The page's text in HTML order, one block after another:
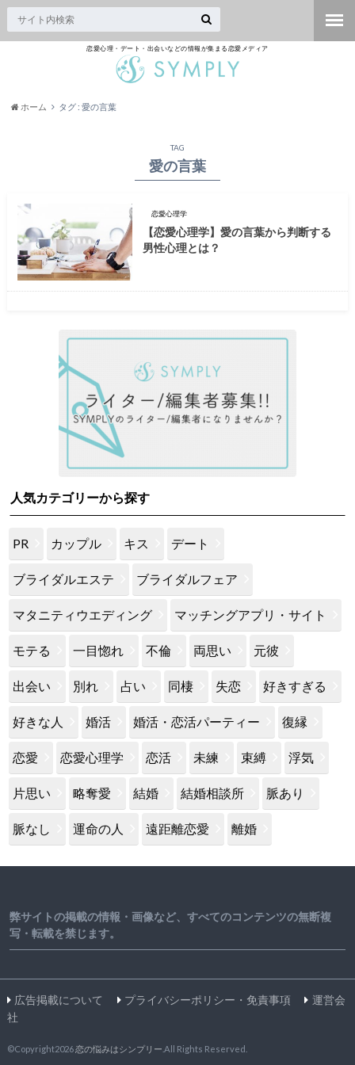
恋愛心理・デート・出会いなどの情報が集まる恋愛メディア
ホーム タグ : 愛の言葉
TAG
愛の言葉
恋愛心理学
【恋愛心理学】愛の言葉から判断する
男性心理とは？
人気カテゴリーから探す
PR カップル キス デート
ブライダルエステ ブライダルフェア
マタニティウエディング マッチングアプリ・サイト
モテる 一目惚れ 不倫 両思い 元彼
出会い 別れ 占い 同棲 失恋 好きすぎる
好きな人 婚活 婚活・恋活パーティー 復縁
恋愛 恋愛心理学 恋活 未練 束縛 浮気
片思い 略奪愛 結婚 結婚相談所 脈あり
脈なし 運命の人 遠距離恋愛 離婚
弊サイトの掲載の情報・画像など、すべてのコンテンツの無断複
写・転載を禁じます。
広告掲載について プライバシーポリシー・免責事項
運営会
社
©Copyright2026恋の悩みはシンプリー .All Rights Reserved.